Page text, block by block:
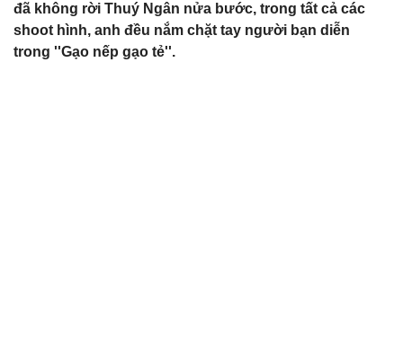
đã không rời Thuý Ngân nửa bước, trong tất cả các
shoot hình, anh đều nắm chặt tay người bạn diễn
trong ''Gạo nếp gạo tẻ''.